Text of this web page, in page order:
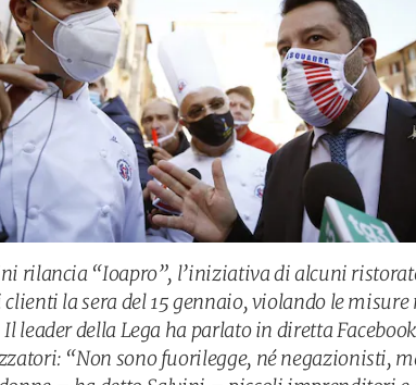
rilancia “Ioapro”, l’iniziativa di alcuni
la sera del 15 gennaio, violando le
Il leader della Lega ha parlato in diretta
“Non sono fuorilegge, né negazionisti,